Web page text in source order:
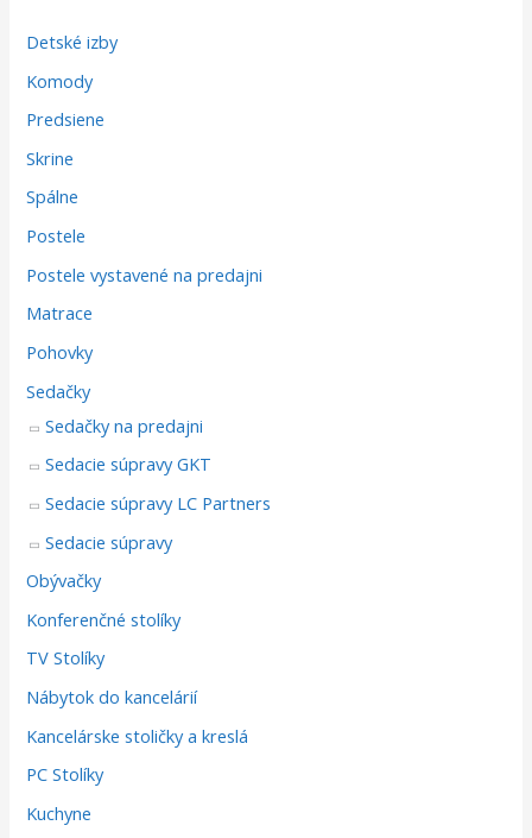
Detské izby
Komody
Predsiene
Skrine
Spálne
Postele
Postele vystavené na predajni
Matrace
Pohovky
Sedačky
Sedačky na predajni
Sedacie súpravy GKT
Sedacie súpravy LC Partners
Sedacie súpravy
Obývačky
Konferenčné stolíky
TV Stolíky
Nábytok do kancelárií
Kancelárske stoličky a kreslá
PC Stolíky
Kuchyne